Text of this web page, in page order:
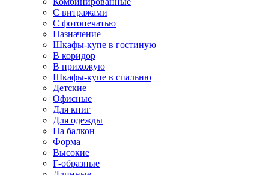
С витражами
С фотопечатью
Назначение
Шкафы-купе в гостиную
В коридор
В прихожую
Шкафы-купе в спальню
Детские
Офисные
Для книг
Для одежды
На балкон
Форма
Высокие
Г-образные